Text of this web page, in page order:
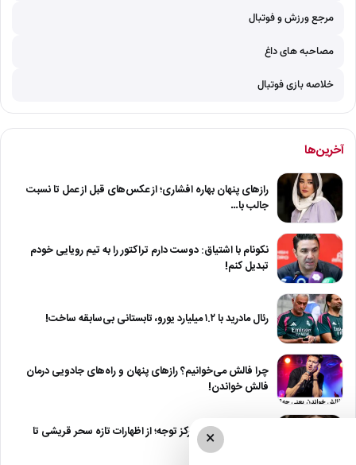
مرجع ورزش و فوتبال
مصاحبه های داغ
خلاصه بازی فوتبال
آخرین‌ها
رازهای پنهان بهاره افشاری؛ از عکس‌های قبل از عمل تا نسبت
جالب با…
نکونام با اشتیاق: دوست دارم تراکتور را به تیم رویایی خودم
تبدیل کنم!
رئال مادرید با ۱.۲ میلیارد یورو، تابستانی بی‌سابقه ساخت!
چرا فالش می‌خوانیم؟ رازهای پنهان و راه‌های جادویی درمان
فالش خواندن!
دو سحر مشهور در مرکز توجه؛ از اظهارات تازه سحر قریشی تا
اشک‌های… ×